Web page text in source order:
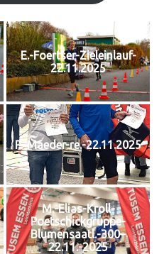
E.-Foertser-Zieleinlauf-
22.11.2025
P.-Maeder-re.-22.11.2025
M.-Elias-Kroll-
Poetschickgruppe-
Blumensaatl.-300–
22.11.-2025